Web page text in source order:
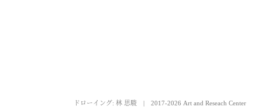
ドローイング: 林 思駿 2017-2026 Art and Reseach Center